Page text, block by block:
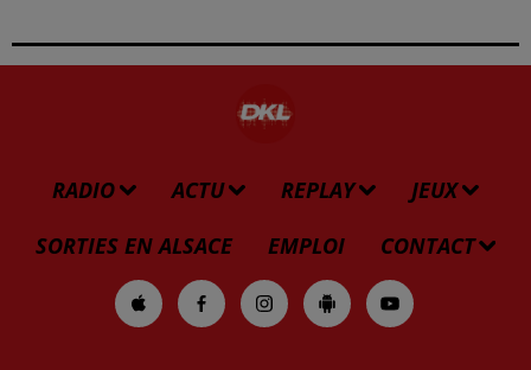
RADIO ACTU REPLAY
JEUX
SORTIES EN ALSACE
EMPLOI CONTACT